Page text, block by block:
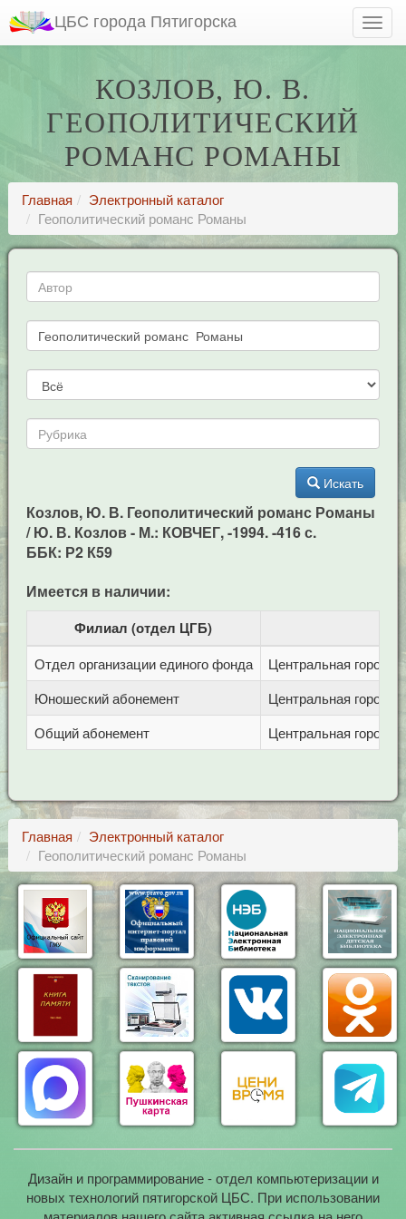
ЦБС города Пятигорска
КОЗЛОВ, Ю. В.
ГЕОПОЛИТИЧЕСКИЙ
РОМАНС РОМАНЫ
Главная
Электронный каталог
Геополитический романс Романы
Искать
Козлов, Ю. В. Геополитический романс Романы
/ Ю. В. Козлов - М.: КОВЧЕГ, -1994. -416 с.
ББК: Р2 К59
Имеется в наличии:
Филиал (отдел ЦГБ)
Отдел организации единого фонда
Центральная
Юношеский абонемент
Центральная
Общий абонемент
Центральная
Главная
Электронный каталог
Геополитический романс Романы
Дизайн и программирование - отдел компьютеризации и
новых технологий пятигорской ЦБС. При использовании